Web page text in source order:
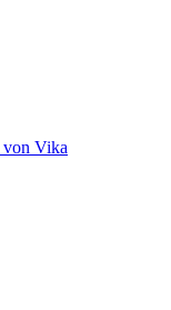
von Vika